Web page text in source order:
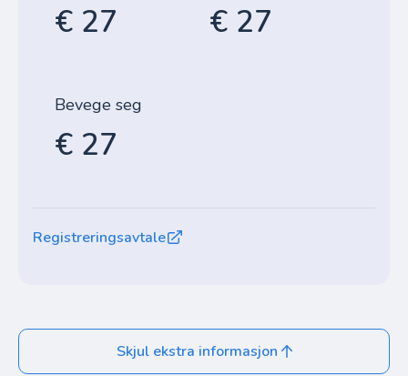
€ 27 € 27
Bevege seg
€ 27
Registreringsavtale
Skjul ekstra informasjon